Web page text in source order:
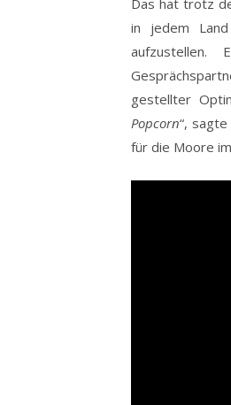
in jedem
gestellter
Popcorn“,
für die Moore